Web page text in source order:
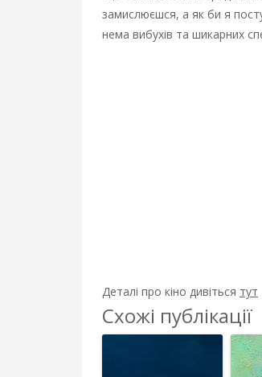
замислюєшся, а як би я
нема вибухів та шикарних
Деталі про кіно дивіться тут
Схожі публікації